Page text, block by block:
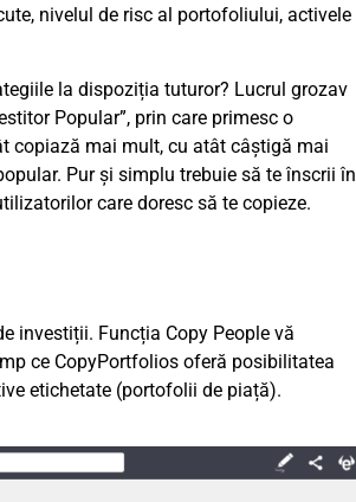
nivelul de risc al portofoliului, activele
la dispoziția tuturor? Lucrul grozav
Popular”, prin care primesc o
copiază mai mult, cu atât câștigă mai
Pur și simplu trebuie să te înscrii în
care doresc să te copieze.
investiții. Funcția Copy People vă
ce CopyPortfolios oferă posibilitatea
etichetate (portofolii de piață).